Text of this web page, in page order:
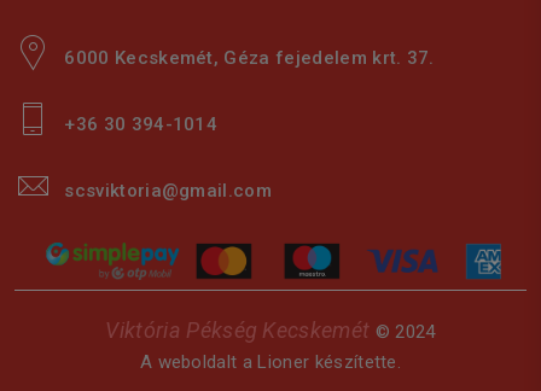
6000 Kecskemét, Géza fejedelem krt. 37.
+36 30 394-1014
scsviktoria@gmail.com
Viktória Pékség Kecskemét © 2024
A weboldalt aLioner készítette.